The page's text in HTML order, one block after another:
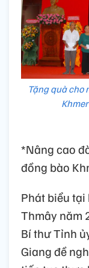
Tặng quà cho
*Nâng cao
đồng bào
Phát biểu tại
Thmây năm
Bí thư Tỉnh
Giang đề